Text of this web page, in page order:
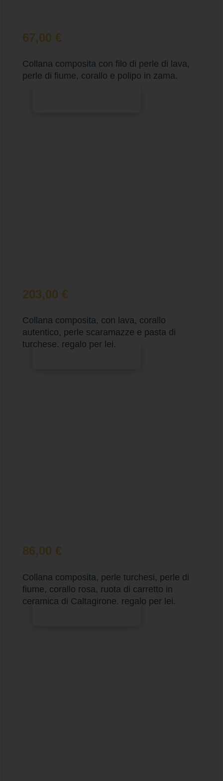
67,00 €
Collana composita con filo di perle di lava,
perle di fiume, corallo e polipo in zama.
203,00 €
Collana composita, con lava, corallo
autentico, perle scaramazze e pasta di
turchese. regalo per lei.
86,00 €
Collana composita, perle turchesi, perle di
fiume, corallo rosa, ruota di carretto in
ceramica di Caltagirone. regalo per lei.